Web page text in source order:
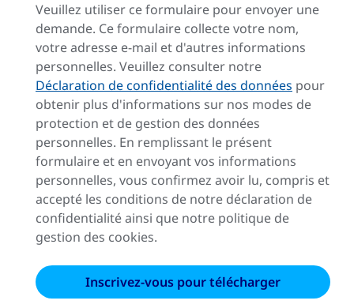
Veuillez utiliser ce formulaire pour envoyer une
demande. Ce formulaire collecte votre nom,
votre adresse e-mail et d'autres informations
personnelles. Veuillez consulter notre
Déclaration de confidentialité des données pour
obtenir plus d'informations sur nos modes de
protection et de gestion des données
personnelles. En remplissant le présent
formulaire et en envoyant vos informations
personnelles, vous confirmez avoir lu, compris et
accepté les conditions de notre déclaration de
confidentialité ainsi que notre politique de
gestion des cookies.